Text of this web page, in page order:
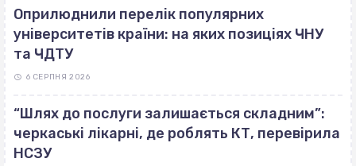
Оприлюднили перелік популярних
університетів країни: на яких позиціях ЧНУ
та ЧДТУ
6 СЕРПНЯ 2026
“Шлях до послуги залишається складним”:
черкаські лікарні, де роблять КТ, перевірила
НСЗУ